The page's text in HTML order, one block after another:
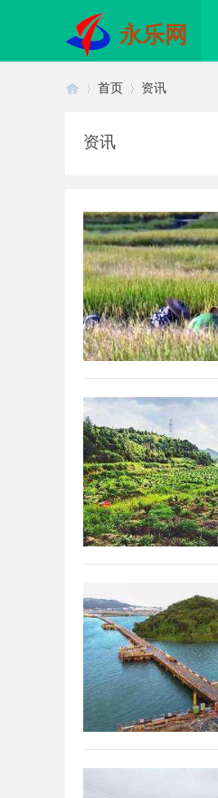
永乐网
首页 资讯
资讯
州私家侦探行业的发展与应用